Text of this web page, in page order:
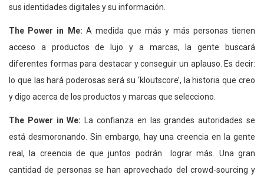
sus identidades digitales y su información.
The Power in Me: A medida que más y más personas tienen
acceso a productos de lujo y a marcas, la gente buscará
diferentes formas para destacar y conseguir un aplauso. Es decir:
lo que las hará poderosas será su ‘kloutscore’, la historia que creo
y digo acerca de los productos y marcas que selecciono.
The Power in We: La confianza en las grandes autoridades se
está desmoronando. Sin embargo, hay una creencia en la gente
real, la creencia de que juntos podrán lograr más. Una gran
cantidad de personas se han aprovechado del crowd-sourcing y